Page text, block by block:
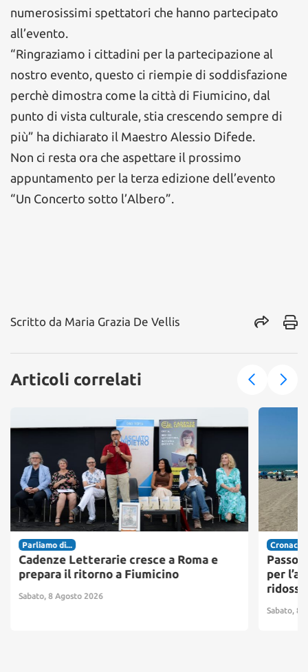
numerosissimi spettatori che hanno partecipato
all’evento.
“Ringraziamo i cittadini per la partecipazione al
nostro evento, questo ci riempie di soddisfazione
perchè dimostra come la città di Fiumicino, dal
punto di vista culturale, stia crescendo sempre di
più” ha dichiarato il Maestro Alessio Difede.
Non ci resta ora che aspettare il prossimo
appuntamento per la terza edizione dell’evento
“Un Concerto sotto l’Albero”.
Scritto da Maria Grazia De Vellis
Articoli correlati
Parliamo di...
Cadenze Letterarie cresce a Roma e
prepara il ritorno a Fiumicino
Sabato, 8 Agosto 2026
Cronaca
per
Sabato, 8